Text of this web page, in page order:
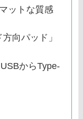
ットな質感
向パッド」
からType-